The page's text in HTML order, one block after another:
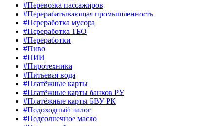
#Перевозка пассажиров
#Перерабатывающая промышленность
#Переработка мусора
#Переработка ТБО
#Переработки
#Пиво
#ПИИ
#Пиротехника
#Питьевая вода
#Платёжные карты
#Платёжные карты банков РУ
#Платёжные карты БВУ РК
#Подоходный налог
#Подсолнечное масло